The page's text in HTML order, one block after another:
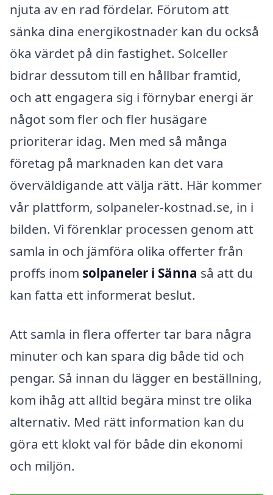
njuta av en rad fördelar. Förutom att
sänka dina energikostnader kan du också
öka värdet på din fastighet. Solceller
bidrar dessutom till en hållbar framtid,
och att engagera sig i förnybar energi är
något som fler och fler husägare
prioriterar idag. Men med så många
företag på marknaden kan det vara
överväldigande att välja rätt. Här kommer
vår plattform, solpaneler-kostnad.se, in i
bilden. Vi förenklar processen genom att
samla in och jämföra olika offerter från
proffs inom solpaneler i Sänna så att du
kan fatta ett informerat beslut.
Att samla in flera offerter tar bara några
minuter och kan spara dig både tid och
pengar. Så innan du lägger en beställning,
kom ihåg att alltid begära minst tre olika
alternativ. Med rätt information kan du
göra ett klokt val för både din ekonomi
och miljön.